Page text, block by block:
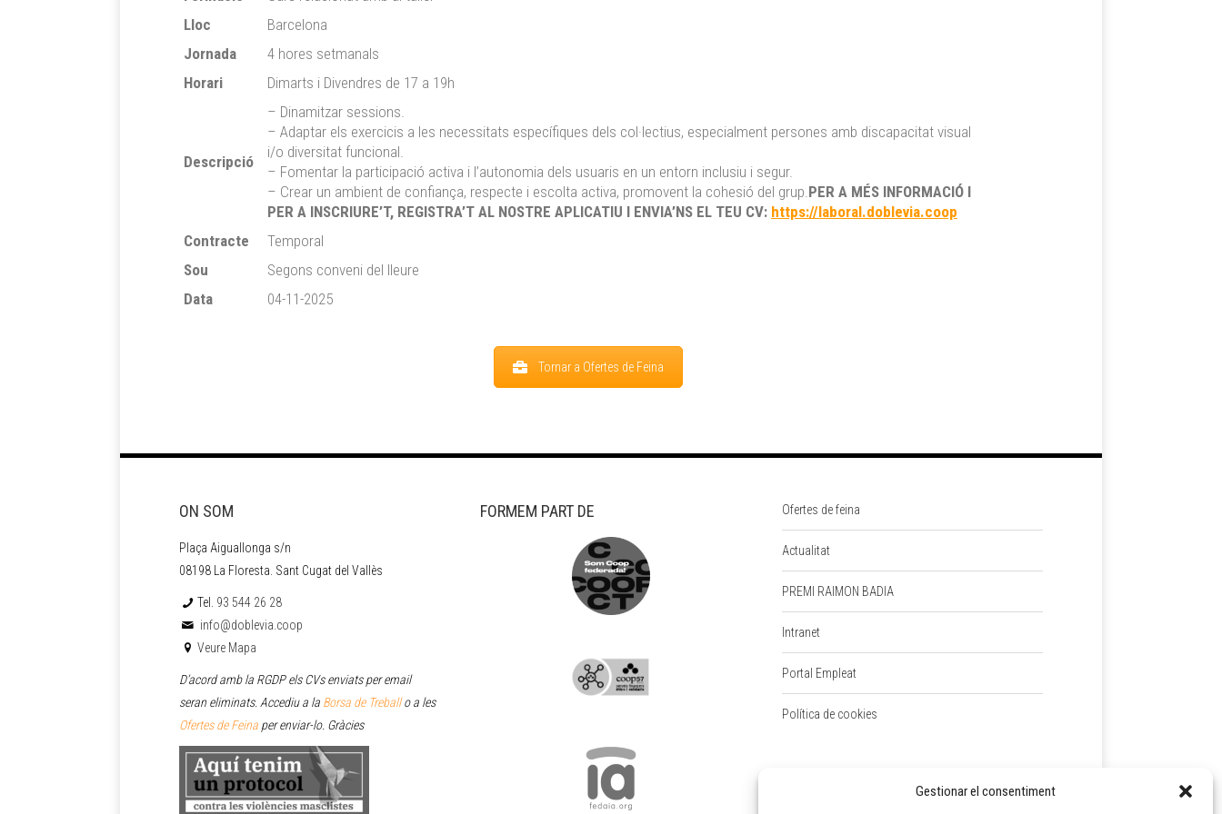
Gestionar el consentiment
Lloc
Barcelona
Jornada
4 hores setmanals
Horari
Dimarts i Divendres de 17 a 19h
Descripció
– Dinamitzar sessions.
– Adaptar els exercicis a les necessitats específiques dels col·lectius, especialment persones amb discapacitat visual
i/o diversitat funcional.
– Fomentar la participació activa i l’autonomia dels usuaris en un entorn inclusiu i segur.
– Crear un ambient de confiança, respecte i escolta activa, promovent la cohesió del grup.PER A MÉS INFORMACIÓ I
PER A INSCRIURE’T, REGISTRA’T AL NOSTRE APLICATIU I ENVIA’NS EL TEU CV: https://laboral.doblevia.coop
Contracte
Temporal
Sou
Segons conveni del lleure
Data
04-11-2025
Tornar a Ofertes de Feina
ON SOM
Plaça Aiguallonga s/n
08198 La Floresta. Sant Cugat del Vallès
Tel. 93 544 26 28
info@doblevia.coop
Veure Mapa
D’acord amb la RGDP els CVs enviats per email
seran eliminats. Accediu a la Borsa de Treballo a les
Ofertes de Feina per enviar-lo. Gràcies
FORMEM PART DE Ofertes de feina
Actualitat
PREMI RAIMON BADIA
Intranet
Portal Empleat
Política de cookies